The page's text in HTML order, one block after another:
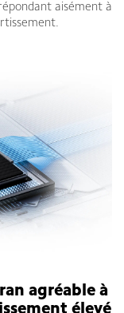
aisément à
agréable à